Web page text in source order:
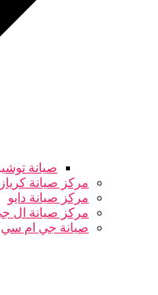
صيانة
مركز صيانة
مركز صيانة دايو
مركز صيانة ال
صيانة جي ام سي